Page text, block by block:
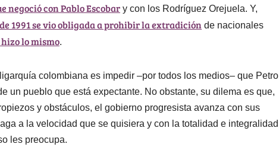
negoció con Pablo Escobar y con los Rodríguez Orejuela. Y,
1991 se vio obligada a prohibir la extradición de nacionales
lo mismo.
colombiana es impedir –por todos los medios– que Petro
un pueblo que está expectante. No obstante, su dilema es que,
y obstáculos, el gobierno progresista avanza con sus
a la velocidad que se quisiera y con la totalidad e integralidad
les preocupa.